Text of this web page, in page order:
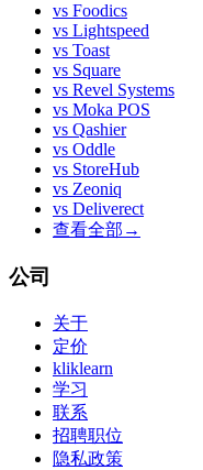
vs Foodics
vs Lightspeed
vs Toast
vs Square
vs Revel Systems
vs Moka POS
vs Qashier
vs Oddle
vs StoreHub
vs Zeoniq
vs Deliverect
查看全部 →
公司
关于
定价
kliklearn
学习
联系
招聘职位
隐私政策